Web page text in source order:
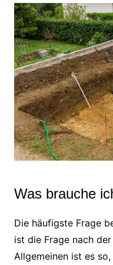
Was brauche
Die häufigste Frage
ist die Frage nach
Allgemeinen ist es